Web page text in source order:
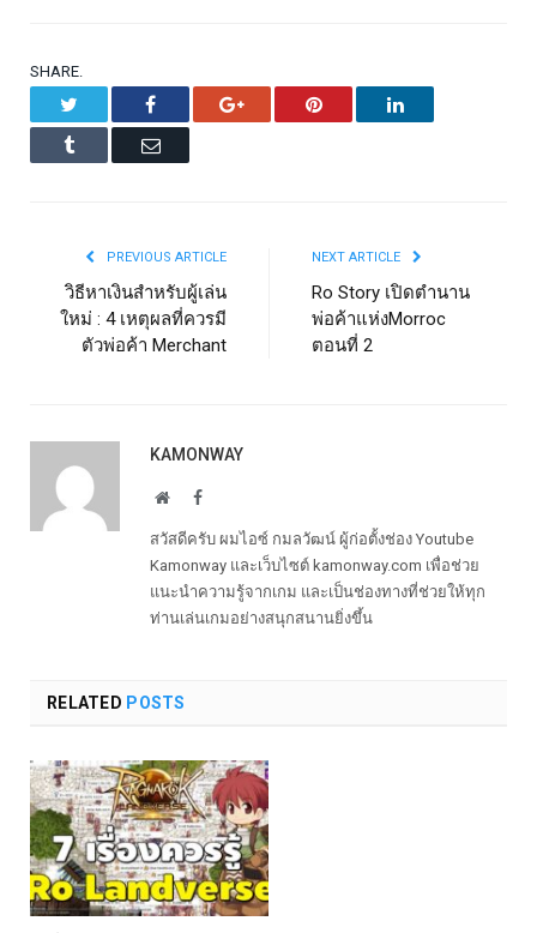
SHARE.
Facebook Google+ Pinterest LinkedIn
Tumblr Email
PREVIOUS ARTICLE
วิธีหาเงินสำหรับผู้เล่น
ใหม่ : 4 เหตุผลที่ควรมี
ตัวพ่อค้า Merchant
NEXT ARTICLE
Ro Story เปิดตำนาน
พ่อค้าแห่งMorroc
ตอนที่ 2
KAMONWAY
WebsiteFacebook
สวัสดีครับ ผมไอซ์ กมลวัฒน์ ผู้ก่อตั้งช่อง Youtube
Kamonway และเว็บไซต์ kamonway.com เพื่อช่วย
แนะนำความรู้จากเกม และเป็นช่องทางที่ช่วยให้ทุก
ท่านเล่นเกมอย่างสนุกสนานยิ่งขึ้น
RELATED POSTS